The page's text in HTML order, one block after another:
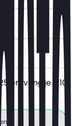
ontvang je €10